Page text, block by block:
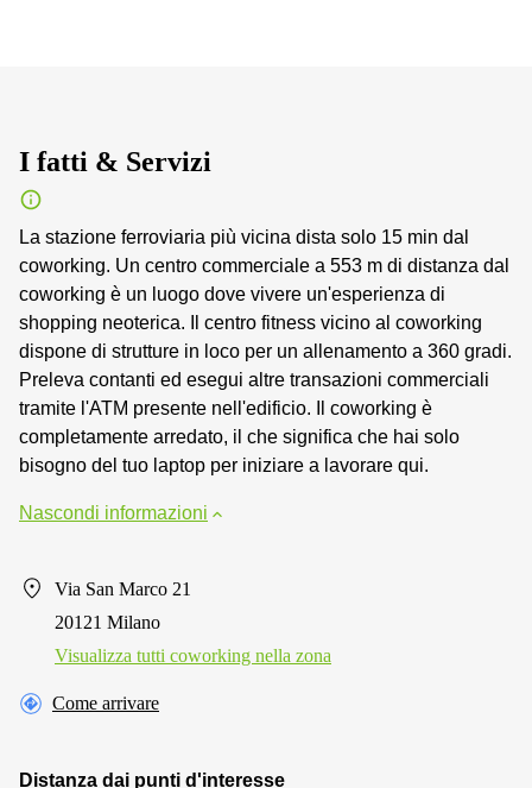
I fatti & Servizi
La stazione ferroviaria più vicina dista solo 15 min dal
coworking. Un centro commerciale a 553 m di distanza dal
coworking è un luogo dove vivere un'esperienza di
shopping neoterica. Il centro fitness vicino al coworking
dispone di strutture in loco per un allenamento a 360 gradi.
Preleva contanti ed esegui altre transazioni commerciali
tramite l'ATM presente nell'edificio. Il coworking è
completamente arredato, il che significa che hai solo
bisogno del tuo laptop per iniziare a lavorare qui.
Nascondi informazioni
Via San Marco 21
20121 Milano
Visualizza tutti сoworking nella zona
Come arrivare
Distanza dai punti d'interesse